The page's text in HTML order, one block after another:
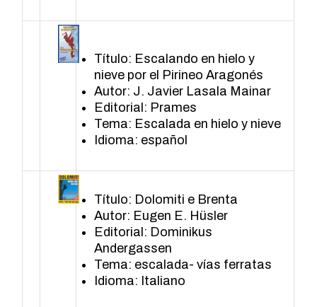
Título: Escalando en hielo y
nieve por el Pirineo Aragonés
Autor: J. Javier Lasala Mainar
Editorial: Prames
Tema: Escalada en hielo y nieve
Idioma: español
Título: Dolomiti e Brenta
Autor: Eugen E. Hüsler
Editorial: Dominikus
Andergassen
Tema: escalada- vías ferratas
Idioma: Italiano